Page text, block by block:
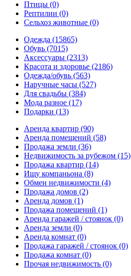
Птицы (0)
Рептилии (0)
Сельхоз животные (0)
Одежда (15865)
Обувь (7015)
Аксессуары (2313)
Красота и здоровье (2186)
Одежда/обувь (563)
Наручные часы (527)
Для свадьбы (384)
Мода разное (17)
Подарки (13)
Аренда квартир (90)
Аренда помещений (58)
Продажа земли (36)
Недвижимость за рубежом (15)
Продажа квартир (14)
Ищу компаньона (8)
Обмен недвижимости (4)
Продажа домов (2)
Аренда домов (1)
Продажа помещений (1)
Аренда гаражей / стоянок (0)
Аренда земли (0)
Аренда комнат (0)
Продажа гаражей / стоянок (0)
Продажа комнат (0)
Прочая недвижимость (0)